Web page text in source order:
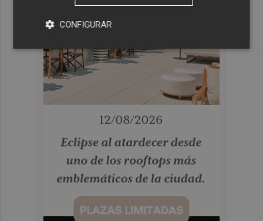
CONFIGURAR